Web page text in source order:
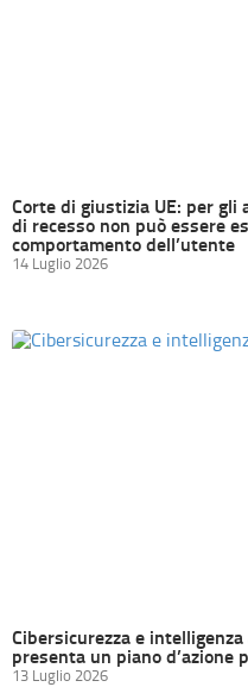
Corte di giustizia UE: per
di recesso non può essere
comportamento dell’utente
14 Luglio 2026
Cibersicurezza e
presenta un piano
13 Luglio 2026